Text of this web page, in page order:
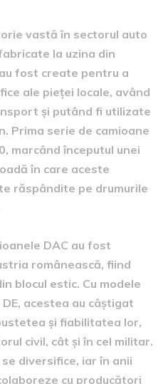
vastă în sectorul auto
la uzina din
fost create pentru a
ale pieței locale, având
și putând fi utilizate
Prima serie de camioane
marcând începutul unei
în care aceste
răspândite pe drumurile
DAC au fost
românească, fiind
blocul estic. Cu modele
acestea au câștigat
și fiabilitatea lor,
civil, cât și în cel militar.
diversifice, iar în anii
cu producători